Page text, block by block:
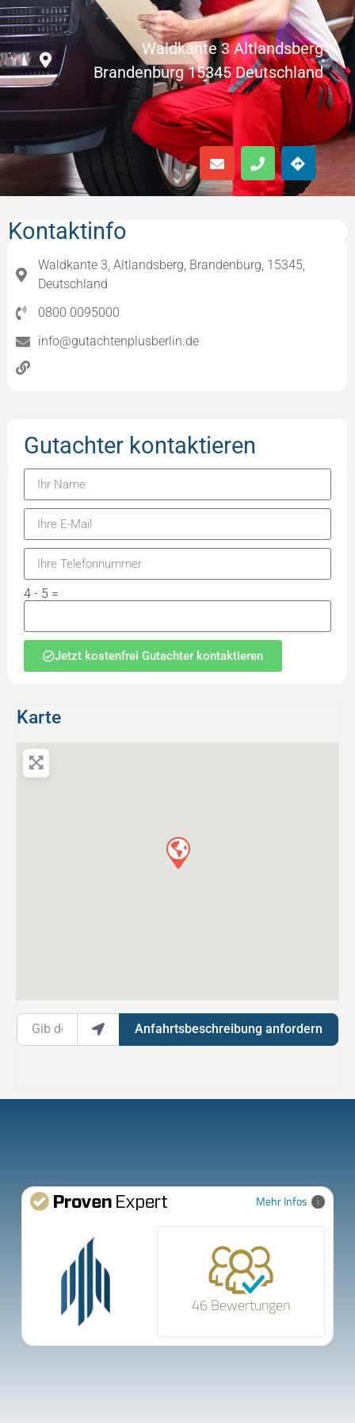
Waldkante 3 Altlandsberg
Brandenburg 15345 Deutschland
Karte
Gib deinen Standort ein.
Anfahrtsbeschreibung anfordern
Kontaktinfo
Waldkante 3, Altlandsberg, Brandenburg, 15345,
Deutschland
0800 0095000
info@gutachtenplusberlin.de
Gutachter kontaktieren
4 - 5 =
Jetzt kostenfrei Gutachter kontaktieren
Mehr Infos
46 Bewertungen